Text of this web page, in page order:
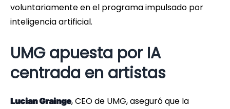
voluntariamente en el programa impulsado por
inteligencia artificial.
UMG apuesta por IA
centrada en artistas
Lucian Grainge, CEO de UMG, aseguró que la